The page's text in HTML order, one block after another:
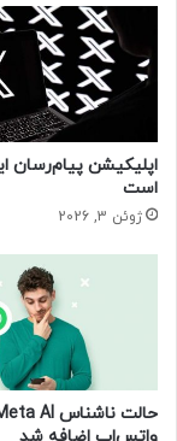
اپلیکیشن پیام‌رسان
است
ژوئن 3, 2026